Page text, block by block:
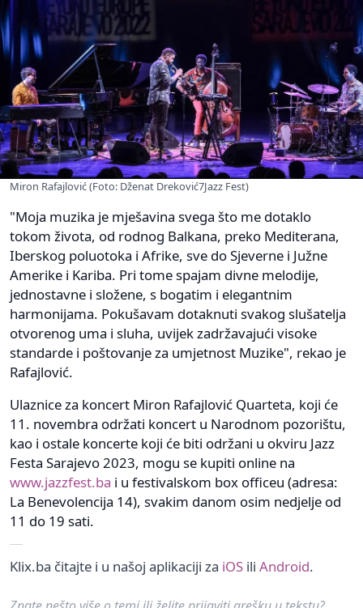
Miron Rafajlović (Foto: Dženat Dreković7Jazz Fest)
"Moja muzika je mješavina svega što me dotaklo
tokom života, od rodnog Balkana, preko Mediterana,
Iberskog poluotoka i Afrike, sve do Sjeverne i Južne
Amerike i Kariba. Pri tome spajam divne melodije,
jednostavne i složene, s bogatim i elegantnim
harmonijama. Pokušavam dotaknuti svakog slušatelja
otvorenog uma i sluha, uvijek zadržavajući visoke
standarde i poštovanje za umjetnost Muzike", rekao je
Rafajlović.
Ulaznice za koncert Miron Rafajlović Quarteta, koji će
11. novembra održati koncert u Narodnom pozorištu,
kao i ostale koncerte koji će biti održani u okviru Jazz
Festa Sarajevo 2023, mogu se kupiti online na
www.jazzfest.ba i u festivalskom box officeu (adresa:
La Benevolencija 14), svakim danom osim nedjelje od
11 do 19 sati.
Klix.ba čitajte i u našoj aplikaciji za iOS ili Android.